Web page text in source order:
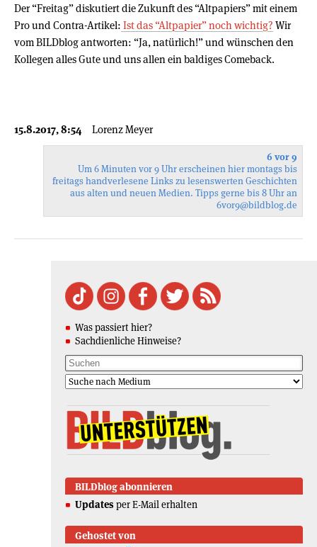
Der “Freitag” diskutiert die Zukunft des “Altpapiers” mit einem
Pro und Contra-Artikel: Ist das “Altpapier” noch wichtig? Wir
vom BILDblog antworten: “Ja, natürlich!” und wünschen den
Kollegen alles Gute und uns allen ein baldiges Comeback.
15.8.2017, 8:54 Lorenz Meyer
6 vor 9
Um 6 Minuten vor 9 Uhr erscheinen hier montags bis
freitags handverlesene Links zu lesenswerten Geschichten
aus alten und neuen Medien. Tipps gerne bis 8 Uhr an
6vor9@bildblog.de
Was passiert hier?
Sachdienliche Hinweise?
BILDblog abonnieren
Updates per E-Mail erhalten
Gehostet von